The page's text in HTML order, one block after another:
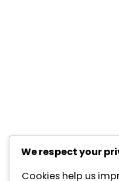
We respect your
Cookies help us